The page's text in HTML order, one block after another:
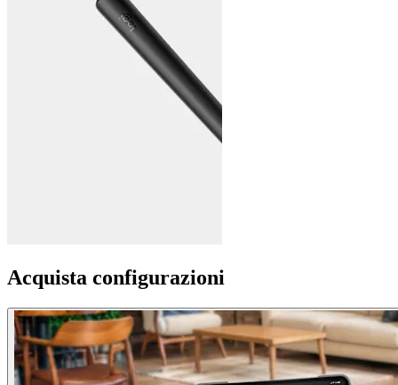
Acquista configurazioni